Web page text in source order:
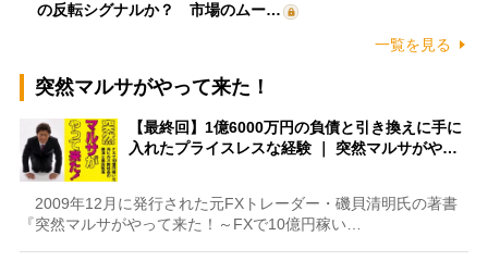
の反転シグナルか？ 市場のムー…
一覧を見る
突然マルサがやって来た！
【最終回】1億6000万円の負債と引き換えに手に
入れたプライスレスな経験 ｜ 突然マルサがや…
2009年12月に発行された元FXトレーダー・磯貝清明氏の著書
『突然マルサがやって来た！～FXで10億円稼い…